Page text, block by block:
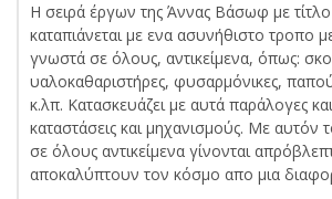
H σειρά έργων της Άννας Βάσωφ με
καταπιάνεται με ενα ασυνήθιστο τροπο
γνωστά σε όλους, αντικείμενα, όπως:
υαλοκαθαριστήρες, φυσαρμόνικες,
κ.λπ. Kατασκευάζει με αυτά παράλογες
καταστάσεις και μηχανισμούς. Με αυτόν
σε όλους αντικείμενα γίνονται
αποκαλύπτουν τον κόσμο απο μια